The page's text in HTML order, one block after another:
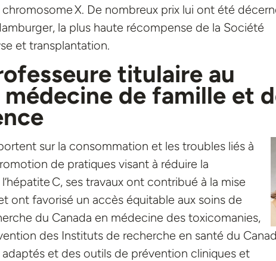
X. De nombreux prix lui ont été
la plus haute récompense de la Société
et transplantation.
titulaire au
de famille et
sur la consommation et les troubles liés à
de pratiques visant à réduire la
C, ses travaux ont contribué à la mise
ont favorisé un accès équitable aux soins de
du Canada en médecine des toxicomanies,
des Instituts de recherche en santé du
et des outils de prévention cliniques et